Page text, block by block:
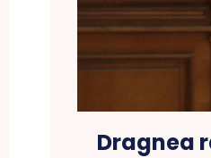
Dragnea